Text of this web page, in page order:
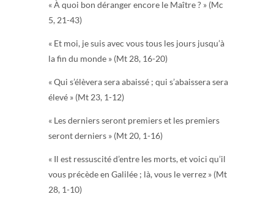
« À quoi bon déranger encore le Maître ? » (Mc
5, 21-43)
« Et moi, je suis avec vous tous les jours jusqu’à
la fin du monde » (Mt 28, 16-20)
« Qui s’élèvera sera abaissé ; qui s’abaissera sera
élevé » (Mt 23, 1-12)
« Les derniers seront premiers et les premiers
seront derniers » (Mt 20, 1-16)
« Il est ressuscité d’entre les morts, et voici qu’il
vous précède en Galilée ; là, vous le verrez » (Mt
28, 1-10)